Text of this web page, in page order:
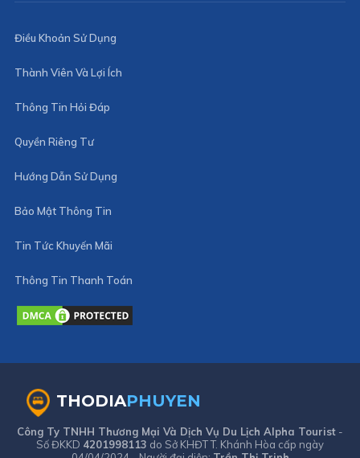
Điều Khoản Sử Dụng
Thành Viên Và Lợi Ích
Thông Tin Hỏi Đáp
Quyền Riêng Tư
Hướng Dẫn Sử Dụng
Bảo Mật Thông Tin
Tin Tức Khuyến Mãi
Thông Tin Thanh Toán
THODIAPHUYEN
Công Ty TNHH Thương Mại Và Dịch Vụ Du Lịch Alpha Tourist -
Số ĐKKD 4201998113 do Sở KHĐT T. Khánh Hòa cấp ngày